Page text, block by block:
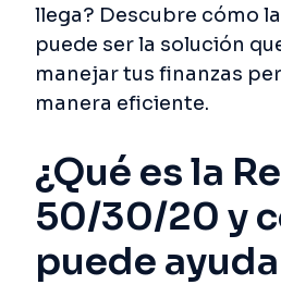
llega? Descubre cómo
puede ser la solución
manejar tus finanzas
manera eficiente.
¿Qué es la
50/30/20 y
puede